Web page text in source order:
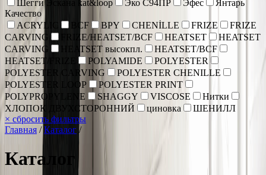
Шегги Эскана kat&loop
Эко С94ПР Эфес
Янтарь
Качество
ACRYLIC
BCF BPY CHENİLLE FRIZE
FRIZE
CARVING
FRIZE/HEATSET/BCF HEATSET
HEATSET
CARVING
HEATSET высокпл.
HEATSET/BCF
HEATSET/FRIZE
POLYAMIDE
POLYESTER
POLYESTER CARVING
POLYESTER CHENILLE
POLYESTER LOOP
POLYESTER PRINT
POLYPROPYLENE
SHAGGY VISCOSE
Нитки
ХЛОПОК ДВУХСТОРОННИЙ
циновка
ШЕНИЛЛ
× сбросить фильтры
Главная /Каталог /
Каталог